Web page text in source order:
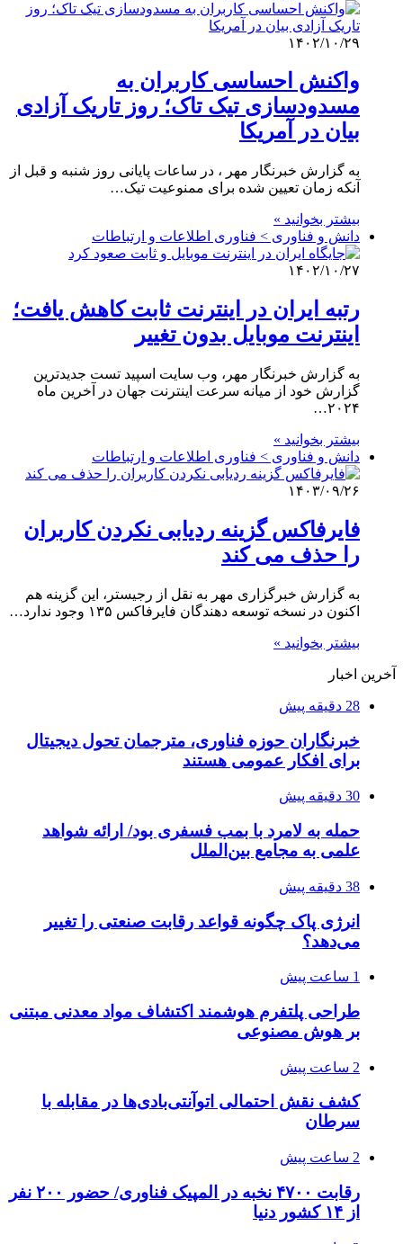
۱۴۰۲/۱۰/۲۹
واکنش احساسی کاربران به
مسدودسازی تیک تاک؛ روز تاریک آزادی
بیان در آمریکا
به گزارش خبرنگار مهر ، در ساعات پایانی روز شنبه و قبل از
آنکه زمان تعیین شده برای ممنوعیت تیک…
بیشتر بخوانید »
دانش و فناوری > فناوری اطلاعات و ارتباطات
۱۴۰۲/۱۰/۲۷
رتبه ایران در اینترنت ثابت کاهش یافت؛
اینترنت موبایل بدون تغییر
به گزارش خبرنگار مهر، وب سایت اسپید تست جدیدترین
گزارش خود از میانه سرعت اینترنت جهان در آخرین ماه
۲۰۲۴…
بیشتر بخوانید »
دانش و فناوری > فناوری اطلاعات و ارتباطات
۱۴۰۳/۰۹/۲۶
فایرفاکس گزینه ردیابی نکردن کاربران
را حذف می کند
به گزارش خبرگزاری مهر به نقل از رجیستر، این گزینه هم
اکنون در نسخه توسعه دهندگان فایرفاکس ۱۳۵ وجود ندارد…
بیشتر بخوانید »
آخرین اخبار
28 دقیقه پیش
خبرنگاران حوزه فناوری، مترجمان تحول دیجیتال
برای افکار عمومی هستند
30 دقیقه پیش
حمله به لامرد با بمب فسفری بود/ ارائه شواهد
علمی به مجامع بین‌الملل
38 دقیقه پیش
انرژی پاک چگونه قواعد رقابت صنعتی را تغییر
می‌دهد؟
1 ساعت پیش
طراحی پلتفرم هوشمند اکتشاف مواد معدنی مبتنی
بر هوش مصنوعی
2 ساعت پیش
کشف نقش احتمالی اتوآنتی‌بادی‌ها در مقابله با
سرطان
2 ساعت پیش
رقابت ۴۷۰۰ نخبه در المپیک فناوری/ حضور ۲۰۰ نفر
از ۱۴ کشور دنیا